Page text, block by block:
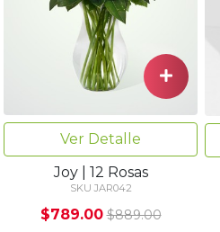
Ver Detalle
Joy | 12 Rosas
SKU JAR042
$789.00 $889.00